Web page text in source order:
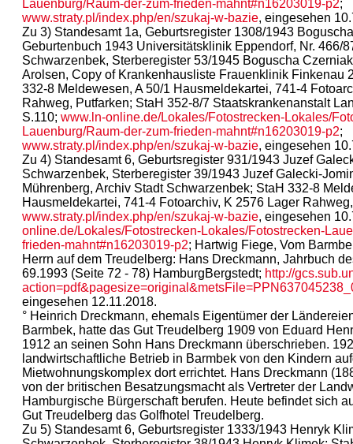
Lauenburg/Raum-der-zum-frieden-mahnt#n16203019-p2;
www.straty.pl/index.php/en/szukaj-w-bazie, eingesehen
Zu 3) Standesamt 1a, Geburtsregister 1308/1943
Geburtenbuch 1943 Universitätsklinik Eppendorf, Nr. 466/
Schwarzenbek, Sterberegister 53/1945 Boguscha
Arolsen, Copy of Krankenhausliste Frauenklinik Finkenau
332-8 Meldewesen, A 50/1 Hausmeldekartei, 741-4
Rahweg, Putfarken; StaH 352-8/7 Staatskrankenanstalt
S.110; www.ln-online.de/Lokales/Fotostrecken-Lokales/
Lauenburg/Raum-der-zum-frieden-mahnt#n16203019-p2;
www.straty.pl/index.php/en/szukaj-w-bazie, eingesehen
Zu 4) Standesamt 6, Geburtsregister 931/1943 Juzef
Schwarzenbek, Sterberegister 39/1943 Juzef Galecki-
Mührenberg, Archiv Stadt Schwarzenbek; StaH 332-8
Hausmeldekartei, 741-4 Fotoarchiv, K 2576 Lager
www.straty.pl/index.php/en/szukaj-w-bazie, eingesehen
online.de/Lokales/Fotostrecken-Lokales/Fotostrecken-
frieden-mahnt#n16203019-p2; Hartwig Fiege, Vom
Herrn auf dem Treudelberg: Hans Dreckmann, Jahrbuch
69.1993 (Seite 72 - 78) HamburgBergstedt; http://
eingesehen 12.11.2018.
° Heinrich Dreckmann, ehemals Eigentümer der
Barmbek, hatte das Gut Treudelberg 1909 von Eduard
1912 an seinen Sohn Hans Dreckmann überschrieben.
landwirtschaftliche Betrieb in Barmbek von den Kindern
Mietwohnungskomplex dort errichtet. Hans Dreckmann
von der britischen Besatzungsmacht als Vertreter der
Hamburgische Bürgerschaft berufen. Heute befindet sich
Gut Treudelberg das Golfhotel Treudelberg.
Zu 5) Standesamt 6, Geburtsregister 1333/1943 Henryk